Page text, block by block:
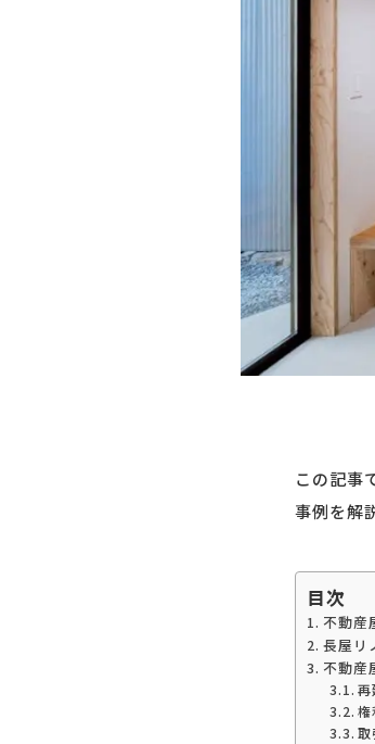
この記事
事例を解
目次
不動産
長屋リ
不動産